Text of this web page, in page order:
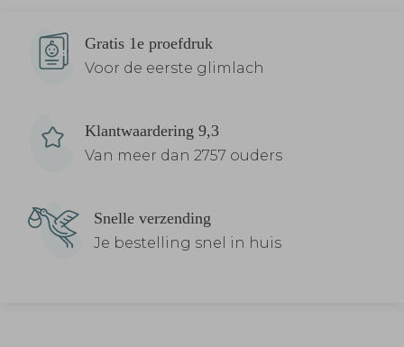
Gratis 1e proefdruk
Voor de eerste glimlach
Klantwaardering 9,3
Van meer dan 2757 ouders
Snelle verzending
Je bestelling snel in huis